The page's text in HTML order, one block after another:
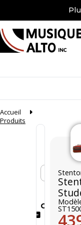
Accueil
Produits
En stock
II